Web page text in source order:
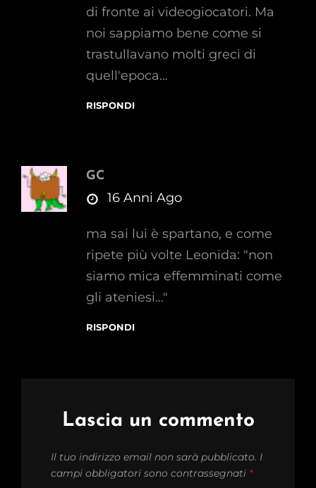
di fronte ai videogiocatori. Ma
noi sappiamo bene come si
trastullavano molti greci di
quell'epoca…
RISPONDI
GC
says:16 Anni Ago
ma sai lui è spartano, e come
ripete più volte Leonida: "non
siamo mica effemminati come
gli ateniesi…"
RISPONDI
Lascia un commento
Il tuo indirizzo email non sarà pubblicato. I
campi obbligatori sono contrassegnati *